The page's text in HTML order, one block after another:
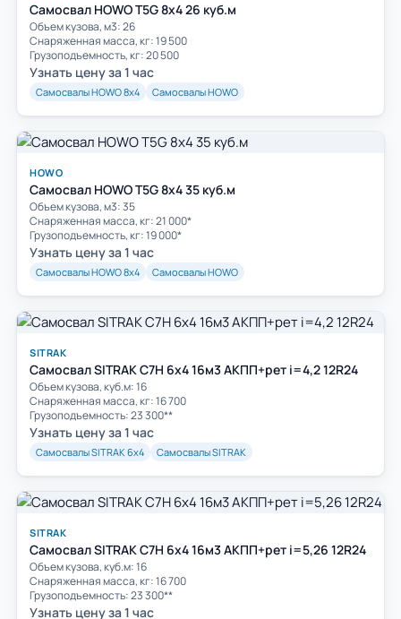
Самосвал HOWO T5G 8х4 26 куб.м
Объем кузова, м3: 26
Cнаряженная масса, кг: 19 500
Грузоподъемность, кг: 20 500
Узнать цену за 1 час
Самосвалы HOWO 8х4 Самосвалы HOWO
HOWO
Самосвал HOWO T5G 8х4 35 куб.м
Объем кузова, м3: 35
Cнаряженная масса, кг: 21 000*
Грузоподъемность, кг: 19 000*
Узнать цену за 1 час
Самосвалы HOWO 8х4 Самосвалы HOWO
SITRAK
Самосвал SITRAK C7H 6x4 16м3 АКПП+рет i=4,2 12R24
Объем кузова, куб.м: 16
Cнаряженная масса, кг: 16 700
Грузоподъемность: 23 300**
Узнать цену за 1 час
Самосвалы SITRAK 6х4 Самосвалы SITRAK
SITRAK
Самосвал SITRAK C7H 6x4 16м3 АКПП+рет i=5,26 12R24
Объем кузова, куб.м: 16
Cнаряженная масса, кг: 16 700
Грузоподъемность: 23 300**
Узнать цену за 1 час